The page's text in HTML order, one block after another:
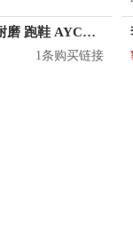
李宁 防滑耐磨 跑鞋 AYCL003
1条购买链接